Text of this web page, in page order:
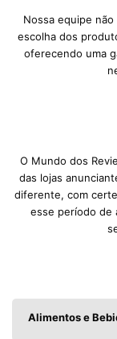
Nossa equipe
escolha dos
oferecendo uma
O Mundo dos
das lojas
diferente, com
esse período de
Alimentos e